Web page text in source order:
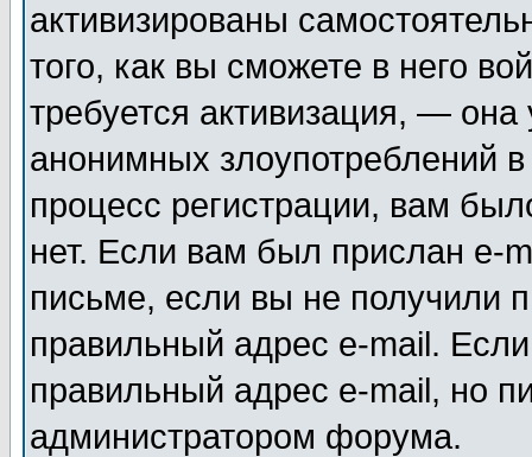
активизированы
того, как вы сможете в него
требуется активизация, —
анонимных злоупотреблений
процесс регистрации, вам
нет. Если вам был прислан e-
письме, если вы не получили
правильный адрес e-mail.
правильный адрес e-mail, но
администратором форума.